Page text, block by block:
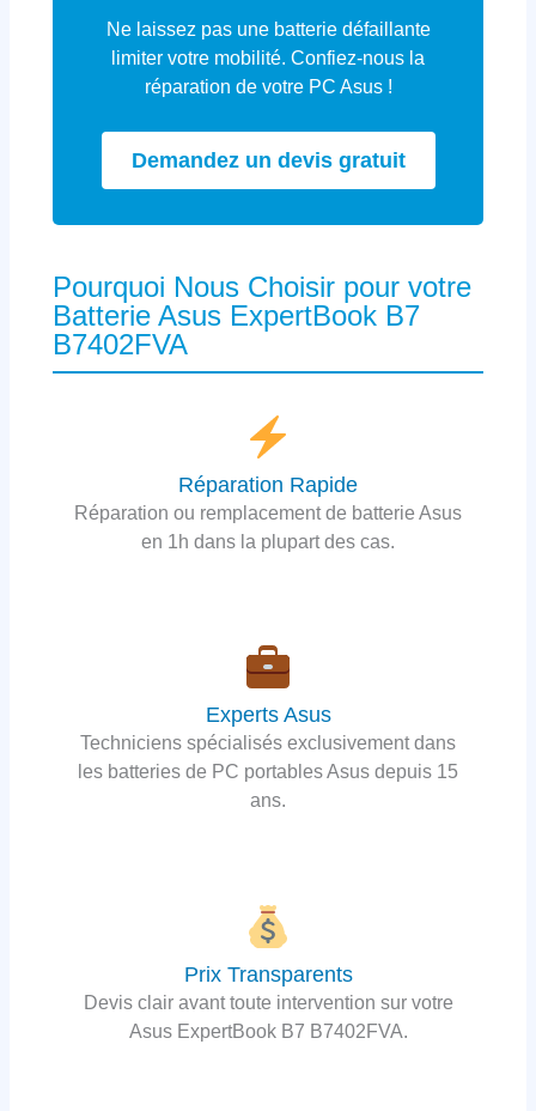
Ne laissez pas une batterie défaillante
limiter votre mobilité. Confiez-nous la
réparation de votre PC Asus !
Demandez un devis gratuit
Pourquoi Nous Choisir pour votre
Batterie Asus ExpertBook B7
B7402FVA
Réparation Rapide
Réparation ou remplacement de batterie Asus
en 1h dans la plupart des cas.
Experts Asus
Techniciens spécialisés exclusivement dans
les batteries de PC portables Asus depuis 15
ans.
Prix Transparents
Devis clair avant toute intervention sur votre
Asus ExpertBook B7 B7402FVA.